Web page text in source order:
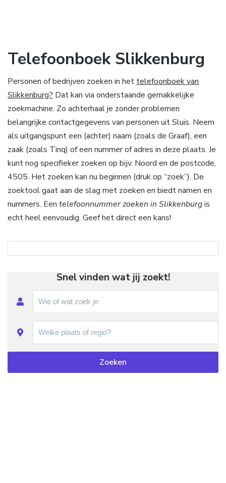
Telefoonboek Slikkenburg
Personen of bedrijven zoeken in het telefoonboek van
Slikkenburg? Dat kan via onderstaande gemakkelijke
zoekmachine. Zo achterhaal je zonder problemen
belangrijke contactgegevens van personen uit Sluis. Neem
als uitgangspunt een (achter) naam (zoals de Graaf), een
zaak (zoals Tinq) of een nummer of adres in deze plaats. Je
kunt nog specifieker zoeken op bijv. Noord en de postcode,
4505. Het zoeken kan nu beginnen (druk op “zoek”). De
zoektool gaat aan de slag met zoeken en biedt namen en
nummers. Een telefoonnummer zoeken in Slikkenburgis
echt heel eenvoudig. Geef het direct een kans!
Snel vinden wat jij zoekt!